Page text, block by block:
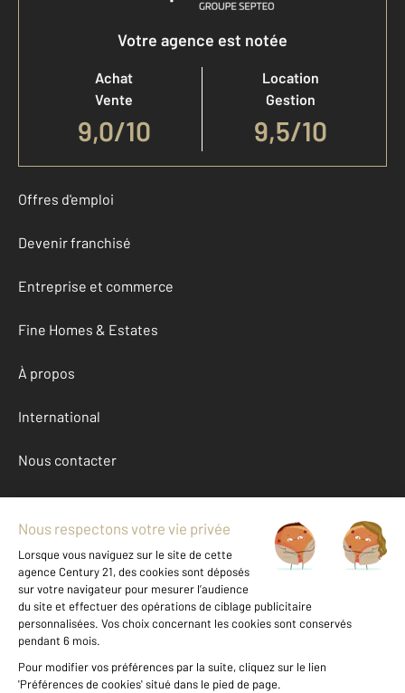
Votre agence est notée
Achat
Vente
9,0/10
Location
Gestion
9,5/10
Offres d'emploi
Devenir franchisé
Entreprise et commerce
Fine Homes & Estates
À propos
International
Nous contacter
Mentions légales & CGU et Barèmes d'honoraires
Données personnelles
Gestionnaire des cookies
Achat maison autour de VAUX SUR SEINE (78740)